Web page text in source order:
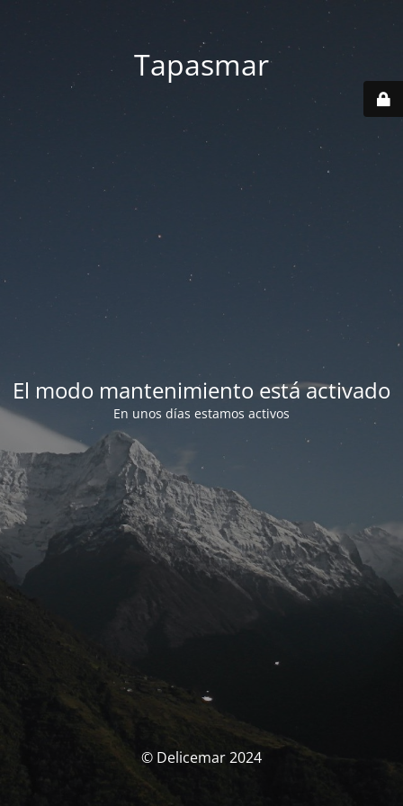
Tapasmar
El modo mantenimiento está activado
En unos días estamos activos
© Delicemar 2024